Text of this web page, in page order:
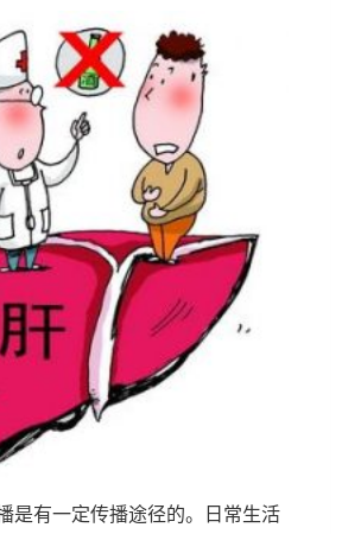
是有一定传播途径的。日常生活